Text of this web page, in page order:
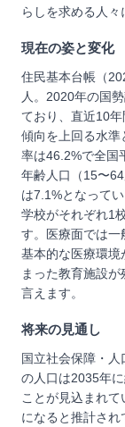
らしを求める人々
現在の姿と変化
住民基本台帳（
人。2020年の国
ており、直近10
傾向を上回る水準
率は46.2%で全国
年齢人口（15〜
は7.1%となって
学校がそれぞれ1
す。医療面では一
基本的な医療環境
まった教育施設
言えます。
将来の見通し
国立社会保障・
の人口は2035年
ことが見込まれ
になると推計さ